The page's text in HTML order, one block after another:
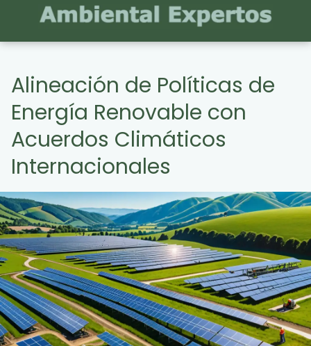
Alineación de Políticas de
Energía Renovable con
Acuerdos Climáticos
Internacionales